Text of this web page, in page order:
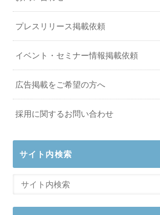
プレスリリース掲載依頼
イベント・セミナー情報掲載依頼
広告掲載をご希望の方へ
採用に関するお問い合わせ
サイト内検索